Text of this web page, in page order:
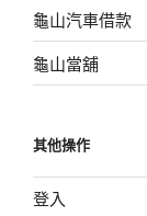
龜山汽車借款
龜山當舖
其他操作
登入